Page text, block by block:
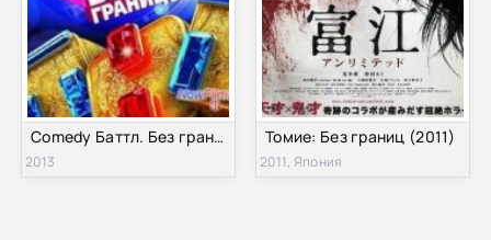
Comedy Баттл. Без границ (2013)
2013
Томие: Без границ (2011)
2011, Япония